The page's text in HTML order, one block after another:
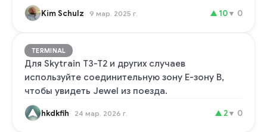
Kim Schulz 9 мар. 2025 г. ▲ 10▼ 0
TERMINAL
Для Skytrain T3-T2 и других случаев
используйте соединительную зону E-зону B,
чтобы увидеть Jewel из поезда.
hkdkfih 24 мар. 2026 г. ▲ 2▼ 0